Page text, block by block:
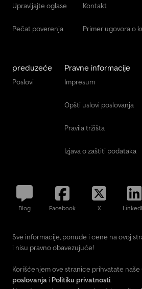
Upravljajte oglase
Pečat poverenja
Kontakt
Primer ugovora o
preduzeće
Poslovi
Pravne informacije
Impresum
Opšti uslovi poslovanja
Pravila tržišta
Izjava o zaštiti podataka
Blog Facebook X
Sve informacije, ponude i cene na ovoj
i nisu pravno obavezujuće!
Korišćenjem ove stranice prihvatate naše
poslovanja i Politiku privatnosti.